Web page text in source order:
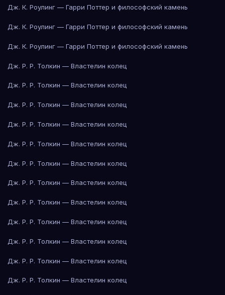
Дж. К. Роулинг — Гарри Поттер и философский камень
Дж. К. Роулинг — Гарри Поттер и философский камень
Дж. К. Роулинг — Гарри Поттер и философский камень
Дж. Р. Р. Толкин — Властелин колец
Дж. Р. Р. Толкин — Властелин колец
Дж. Р. Р. Толкин — Властелин колец
Дж. Р. Р. Толкин — Властелин колец
Дж. Р. Р. Толкин — Властелин колец
Дж. Р. Р. Толкин — Властелин колец
Дж. Р. Р. Толкин — Властелин колец
Дж. Р. Р. Толкин — Властелин колец
Дж. Р. Р. Толкин — Властелин колец
Дж. Р. Р. Толкин — Властелин колец
Дж. Р. Р. Толкин — Властелин колец
Дж. Р. Р. Толкин — Властелин колец